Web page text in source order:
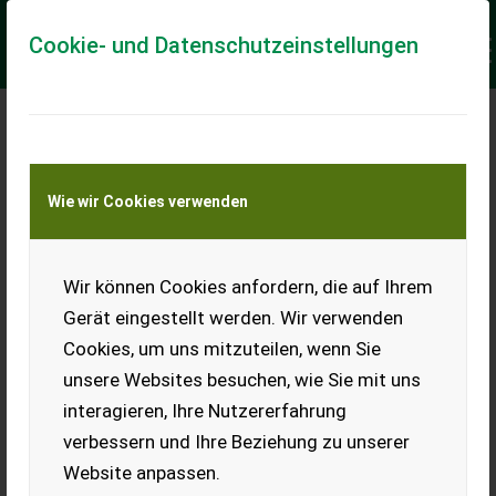
Cookie- und Datenschutzeinstellungen
Wie wir Cookies verwenden
Wir können Cookies anfordern, die auf Ihrem
Gerät eingestellt werden. Wir verwenden
Cookies, um uns mitzuteilen, wenn Sie
unsere Websites besuchen, wie Sie mit uns
interagieren, Ihre Nutzererfahrung
verbessern und Ihre Beziehung zu unserer
Website anpassen.
Meine Transportkostenanfrage
Transport von Land- und Baumaschinen –
KEINE Tiertransporte
Ladeort
Ort